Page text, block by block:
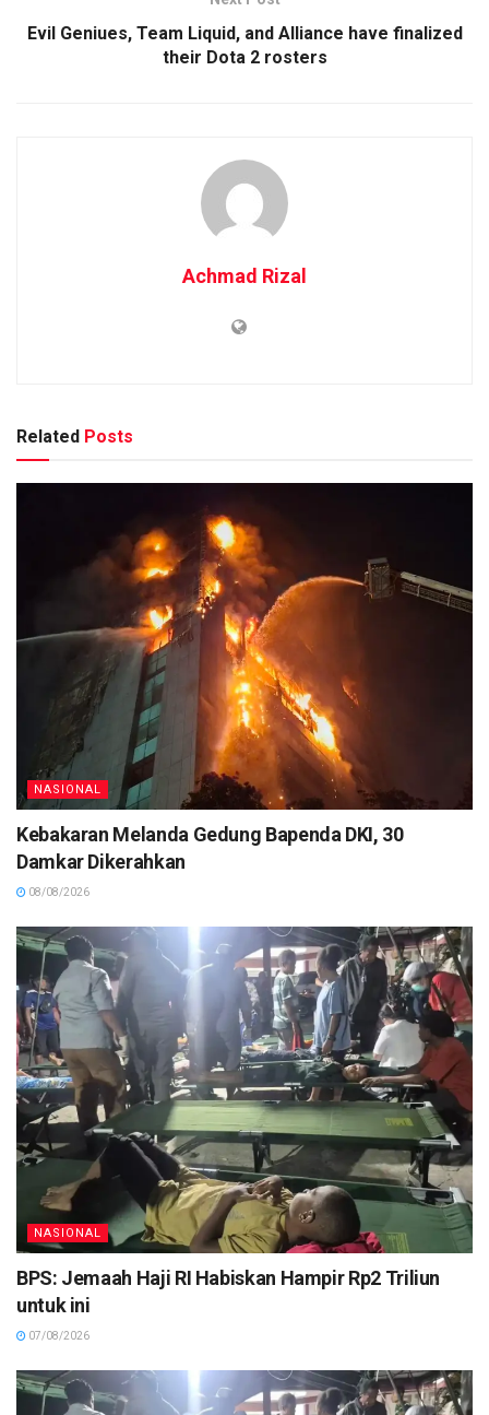
Evil Geniues, Team Liquid, and Alliance have finalized
their Dota 2 rosters
Achmad Rizal
Related Posts
NASIONAL
Kebakaran Melanda Gedung Bapenda DKI, 30
Damkar Dikerahkan
08/08/2026
NASIONAL
BPS: Jemaah Haji RI Habiskan Hampir Rp2 Triliun
untuk ini
07/08/2026